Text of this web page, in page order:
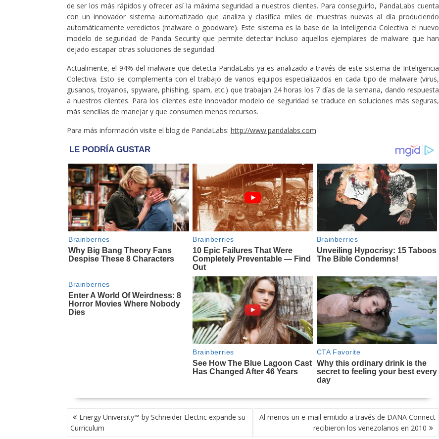
de ser los más rápidos y ofrecer así la máxima seguridad a nuestros clientes. Para conseguirlo, PandaLabs cuenta
con un innovador sistema automatizado que analiza y clasifica miles de muestras nuevas al día produciendo
automáticamente veredictos (malware o goodware). Este sistema es la base de la Inteligencia Colectiva el nuevo
modelo de seguridad de Panda Security que permite detectar incluso aquellos ejemplares de malware que han
dejado escapar otras soluciones de seguridad.
Actualmente, el 94% del malware que detecta PandaLabs ya es analizado a través de este sistema de Inteligencia
Colectiva. Esto se complementa con el trabajo de varios equipos especializados en cada tipo de malware (virus,
gusanos, troyanos, spyware, phishing, spam, etc.) que trabajan 24 horas los 7 días de la semana, dando respuesta
a nuestros clientes. Para los clientes este innovador modelo de seguridad se traduce en soluciones más seguras,
más sencillas de manejar y que consumen menos recursos.
Para más información visite el blog de PandaLabs: http://www.pandalabs.com
NAVEGACIÓN
DE
ENTRADAS
Energy University™ by Schneider Electric expande su
Curriculum
Al menos un e-mail emitido a través de DANA Connect
recibieron los venezolanos en 2010